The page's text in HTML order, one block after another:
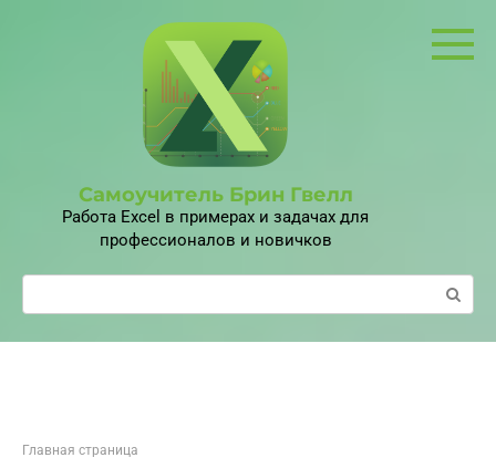
Самоучитель Брин Гвелл
Работа Excel в примерах и задачах для
профессионалов и новичков
Поиск:
Главная страница